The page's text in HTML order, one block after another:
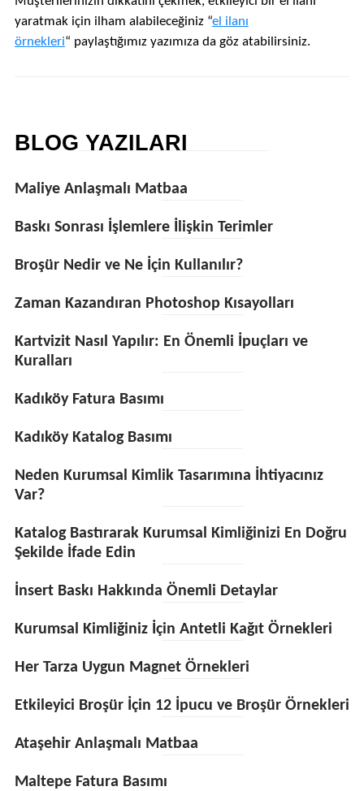
yaratmak için ilham alabileceğiniz “el ilanı
örnekleri“ paylaştığımız yazımıza da göz atabilirsiniz.
BLOG YAZILARI
Maliye Anlaşmalı Matbaa
Baskı Sonrası İşlemlere İlişkin Terimler
Broşür Nedir ve Ne İçin Kullanılır?
Zaman Kazandıran Photoshop Kısayolları
Kartvizit Nasıl Yapılır: En Önemli İpuçları ve
Kuralları
Kadıköy Fatura Basımı
Kadıköy Katalog Basımı
Neden Kurumsal Kimlik Tasarımına İhtiyacınız
Var?
Katalog Bastırarak Kurumsal Kimliğinizi En Doğru
Şekilde İfade Edin
İnsert Baskı Hakkında Önemli Detaylar
Kurumsal Kimliğiniz İçin Antetli Kağıt Örnekleri
Her Tarza Uygun Magnet Örnekleri
Etkileyici Broşür İçin 12 İpucu ve Broşür Örnekleri
Ataşehir Anlaşmalı Matbaa
Maltepe Fatura Basımı